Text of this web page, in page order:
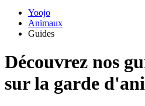
Yoojo
Animaux
Guides
Découvrez nos
sur la garde